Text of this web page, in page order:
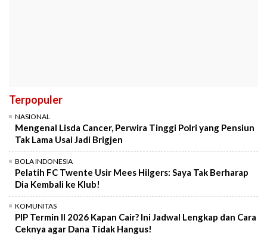
Terpopuler
NASIONAL
Mengenal Lisda Cancer, Perwira Tinggi Polri yang Pensiun
Tak Lama Usai Jadi Brigjen
BOLA INDONESIA
Pelatih FC Twente Usir Mees Hilgers: Saya Tak Berharap
Dia Kembali ke Klub!
KOMUNITAS
PIP Termin II 2026 Kapan Cair? Ini Jadwal Lengkap dan Cara
Ceknya agar Dana Tidak Hangus!